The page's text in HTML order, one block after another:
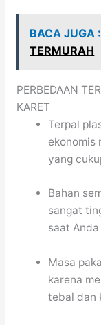
BACA JUGA :
TERMURAH
PERBEDAAN
KARET
Terpal
ekonomis
yang
Bahan
sangat
saat
Masa
karena
tebal dan